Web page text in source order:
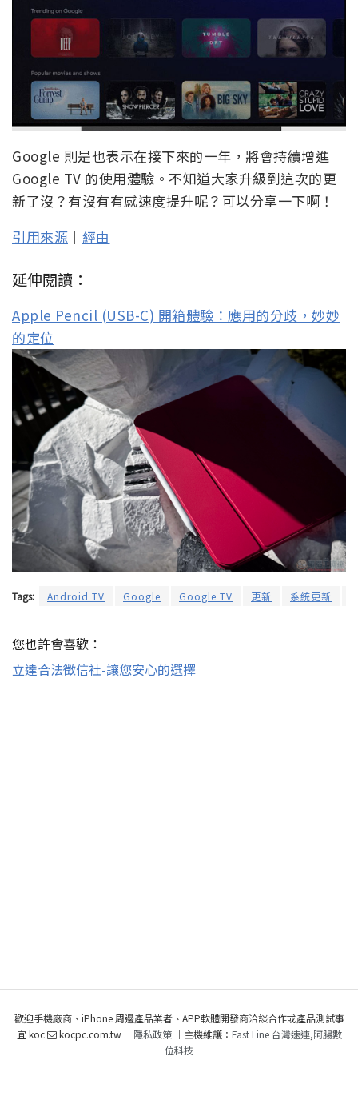
Google 則是也表示在接下來的一年，將會持續增進
Google TV 的使用體驗。不知道大家升級到這次的更
新了沒？有沒有有感速度提升呢？可以分享一下啊！
引用來源 ｜ 經由 ｜
延伸閱讀：
Apple Pencil (USB-C) 開箱體驗：應用的分歧，妙妙
的定位
Tags: Android TV Google Google TV 更新 系統更新
您也許會喜歡：
立達合法徵信社-讓您安心的選擇
歡迎手機廠商、iPhone 周邊產品業者、APP軟體開發商洽談合作或產品測試事
宜 koc
kocpc.com.tw ｜ 隱私政策｜主機維護： Fast Line 台灣速連,阿腸數
位科技